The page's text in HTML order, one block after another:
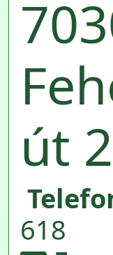
út
618